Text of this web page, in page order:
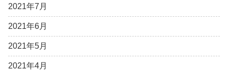
2021年7月
2021年6月
2021年5月
2021年4月